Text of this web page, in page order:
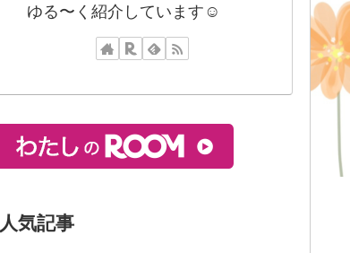
ゆる〜く紹介しています☺︎
人気記事